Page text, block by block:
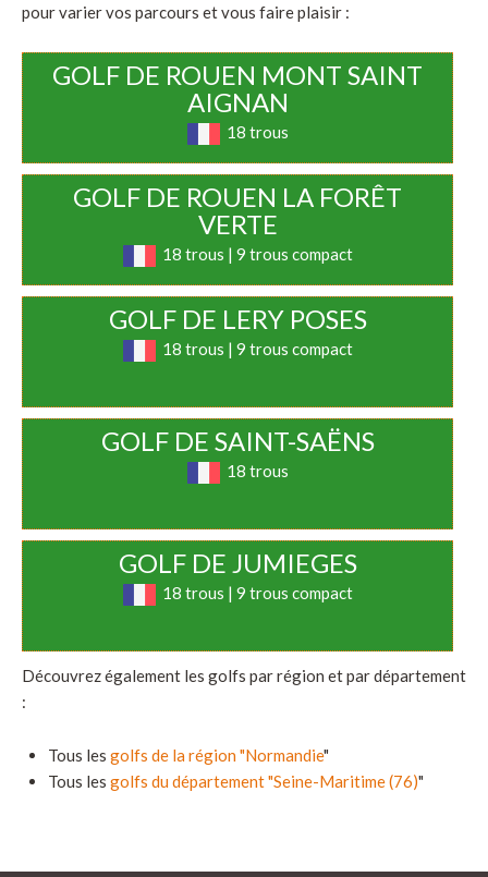
pour varier vos parcours et vous faire plaisir :
GOLF DE ROUEN MONT SAINT
AIGNAN
18 trous
GOLF DE ROUEN LA FORÊT
VERTE
18 trous | 9 trous compact
GOLF DE LERY POSES
18 trous | 9 trous compact
GOLF DE SAINT-SAËNS
18 trous
GOLF DE JUMIEGES
18 trous | 9 trous compact
Découvrez également les golfs par région et par département
:
Tous les golfs de la région "Normandie"
Tous les golfs du département "Seine-Maritime (76)"